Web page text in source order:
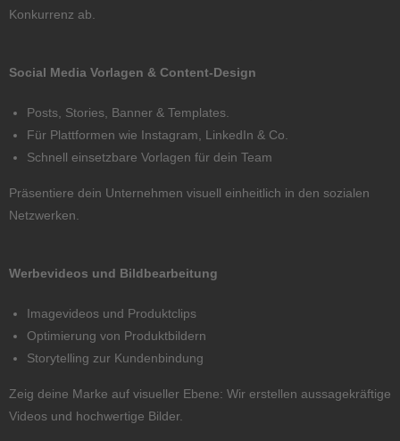
Konkurrenz ab.
Social Media Vorlagen & Content-Design
Posts, Stories, Banner & Templates.
Für Plattformen wie Instagram, LinkedIn & Co.
Schnell einsetzbare Vorlagen für dein Team
Präsentiere dein Unternehmen visuell einheitlich in den sozialen
Netzwerken.
Werbevideos und Bildbearbeitung
Imagevideos und Produktclips
Optimierung von Produktbildern
Storytelling zur Kundenbindung
Zeig deine Marke auf visueller Ebene: Wir erstellen aussagekräftige
Videos und hochwertige Bilder.